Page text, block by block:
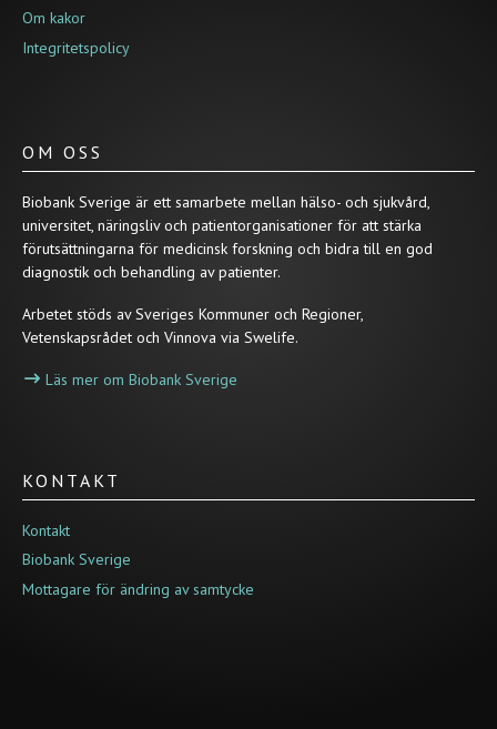
Om kakor
Integritetspolicy
OM OSS
Biobank Sverige är ett samarbete mellan hälso- och sjukvård,
universitet, näringsliv och patientorganisationer för att stärka
förutsättningarna för medicinsk forskning och bidra till en god
diagnostik och behandling av patienter.
Arbetet stöds av Sveriges Kommuner och Regioner,
Vetenskapsrådet och Vinnova via Swelife.
Läs mer om Biobank Sverige
KONTAKT
Kontakt
Biobank Sverige
Mottagare för ändring av samtycke